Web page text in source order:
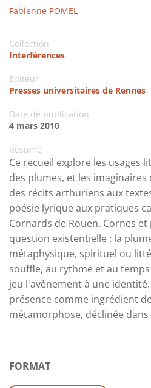
Fabienne POMEL
Collection
Interférences
Editeur
Presses universitaires de Rennes
Date de publication
4 mars 2010
Résumé
Ce recueil explore les usages
des plumes, et les
des récits arthuriens aux
poésie lyrique aux pratiques
Cornards de Rouen. Cornes
question existentielle : la
métaphysique, spirituel ou
souffle, au rythme et au
jeu l'avènement à une
présence comme ingrédient
métamorphose, déclinée
FORMAT